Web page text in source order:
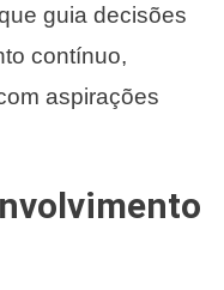
guia decisões
contínuo,
aspirações